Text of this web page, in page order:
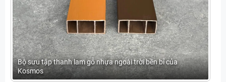
Bộ sưu tập thanh lam gỗ nhựa ngoài trời bền bỉ của
Kosmos